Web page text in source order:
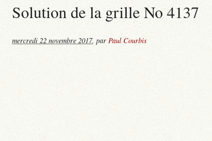
Solution de la grille No 4137
mercredi 22 novembre 2017, par Paul Courbis